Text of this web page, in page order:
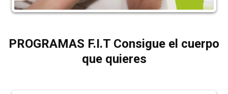
PROGRAMAS F.I.T Consigue el cuerpo
que quieres